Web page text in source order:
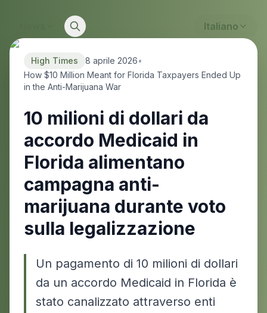
Italiano
High Times 8 aprile 2026•
How $10 Million Meant for Florida Taxpayers Ended Up
in the Anti-Marijuana War
10 milioni di dollari da
accordo Medicaid in
Florida alimentano
campagna anti-
marijuana durante voto
sulla legalizzazione
Un pagamento di 10 milioni di dollari
da un accordo Medicaid in Florida è
stato canalizzato attraverso enti